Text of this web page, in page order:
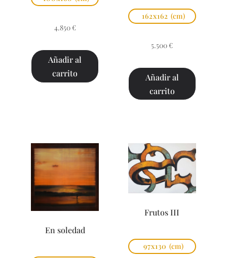
4.850 €
Añadir al
carrito
162x162 (cm)
5.500 €
Añadir al
carrito
En soledad
Frutos III
97x130 (cm)